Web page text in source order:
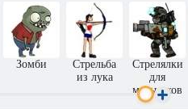
Зомби
Стрельба
из лука
Стрелялки
для
мальчиков